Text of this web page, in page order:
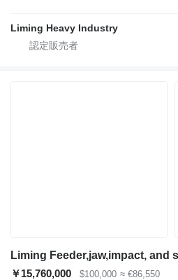
Liming Heavy Industry
Liming Feeder,jaw,impact, and
￥15,760,000
$100,000 ≈ €86,550